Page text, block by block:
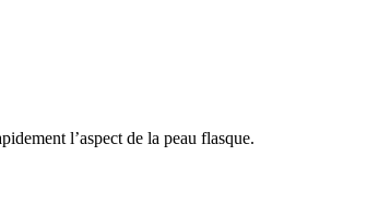
l’aspect de la peau flasque.